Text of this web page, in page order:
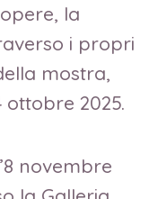
la
i propri
mostra,
ottobre 2025.
novembre